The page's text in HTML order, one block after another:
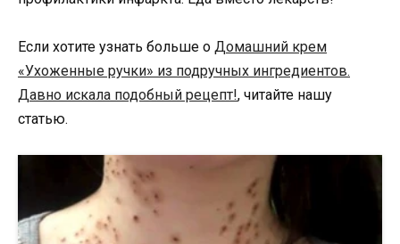
Если хотите узнать больше о Домашний крем
«Ухоженные ручки» из подручных ингредиентов.
Давно искала подобный рецепт!, читайте нашу
статью.